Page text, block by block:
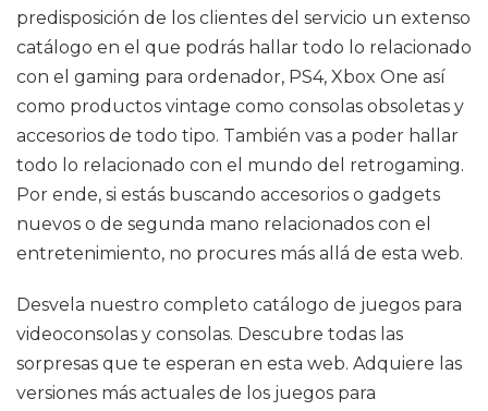
predisposición de los clientes del servicio un extenso
catálogo en el que podrás hallar todo lo relacionado
con el gaming para ordenador, PS4, Xbox One así
como productos vintage como consolas obsoletas y
accesorios de todo tipo. También vas a poder hallar
todo lo relacionado con el mundo del retrogaming.
Por ende, si estás buscando accesorios o gadgets
nuevos o de segunda mano relacionados con el
entretenimiento, no procures más allá de esta web.
Desvela nuestro completo catálogo de juegos para
videoconsolas y consolas. Descubre todas las
sorpresas que te esperan en esta web. Adquiere las
versiones más actuales de los juegos para